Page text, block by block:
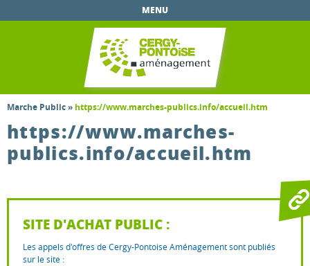
Aller au
contenu
MENU
Marche Public» https://www.marches-publics.info/accueil.htm
https://www.marches-
publics.info/accueil.htm
SITE D'ACHAT PUBLIC :
Les appels d'offres de Cergy-Pontoise Aménagement sont publiés
sur le site :